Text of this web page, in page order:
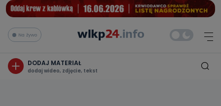
Na żywo
DODAJ MATERIAŁ
dodaj wideo, zdjęcie, tekst